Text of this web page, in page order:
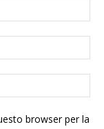
browser per la